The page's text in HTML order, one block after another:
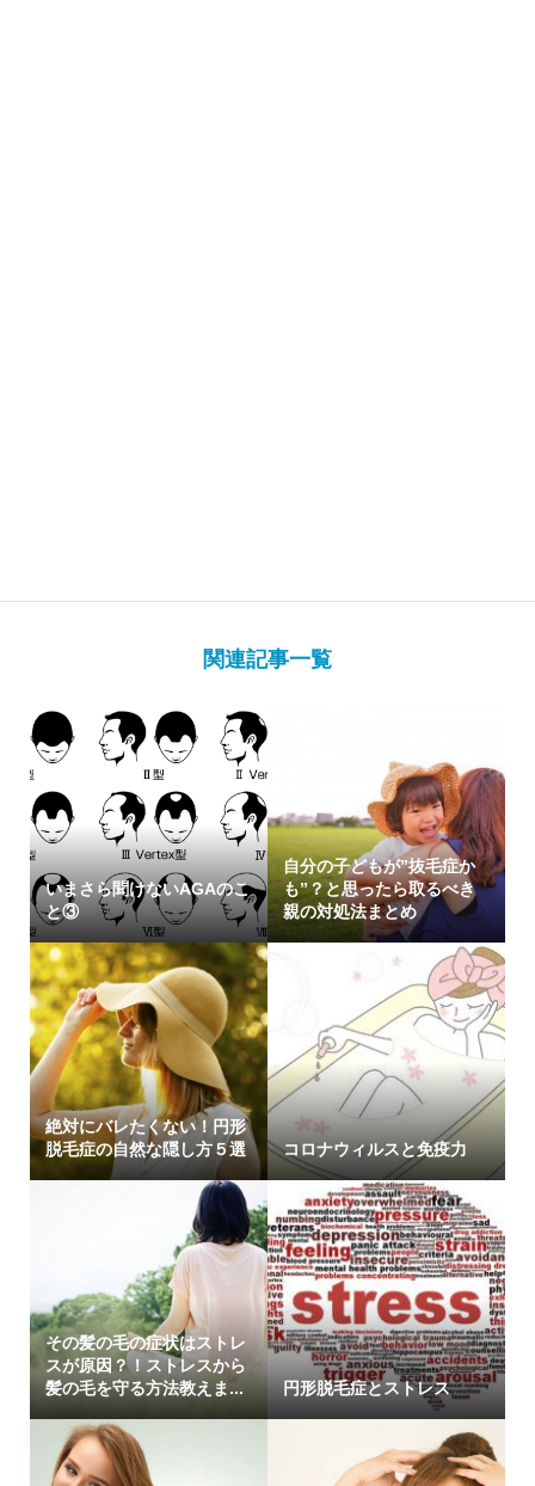
関連記事一覧
いまさら聞けないAGAのこ
と③
自分の子どもが”抜毛症か
も”？と思ったら取るべき
親の対処法まとめ
絶対にバレたくない！円形
脱毛症の自然な隠し方５選
コロナウィルスと免疫力
その髪の毛の症状はストレ
スが原因？！ストレスから
髪の毛を守る方法教えま...
円形脱毛症とストレス